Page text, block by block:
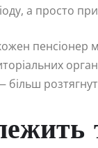
а просто
пенсіонер
більш